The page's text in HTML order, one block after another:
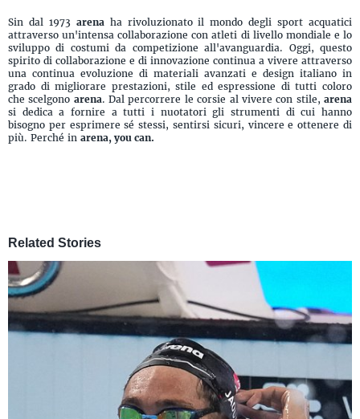
Sin dal 1973 arenaha rivoluzionato il mondo degli sport acquatici
attraverso un'intensa collaborazione con atleti di livello mondiale e lo
sviluppo di costumi da competizione all'avanguardia. Oggi, questo
spirito di collaborazione e di innovazione continua a vivere attraverso
una continua evoluzione di materiali avanzati e design italiano in
grado di migliorare prestazioni, stile ed espressione di tutti coloro
che scelgono arena. Dal percorrere le corsie al vivere con stile,arena
si dedica a fornire a tutti i nuotatori gli strumenti di cui hanno
bisogno per esprimere sé stessi, sentirsi sicuri, vincere e ottenere di
più. Perché in arena, you can.
Related Stories